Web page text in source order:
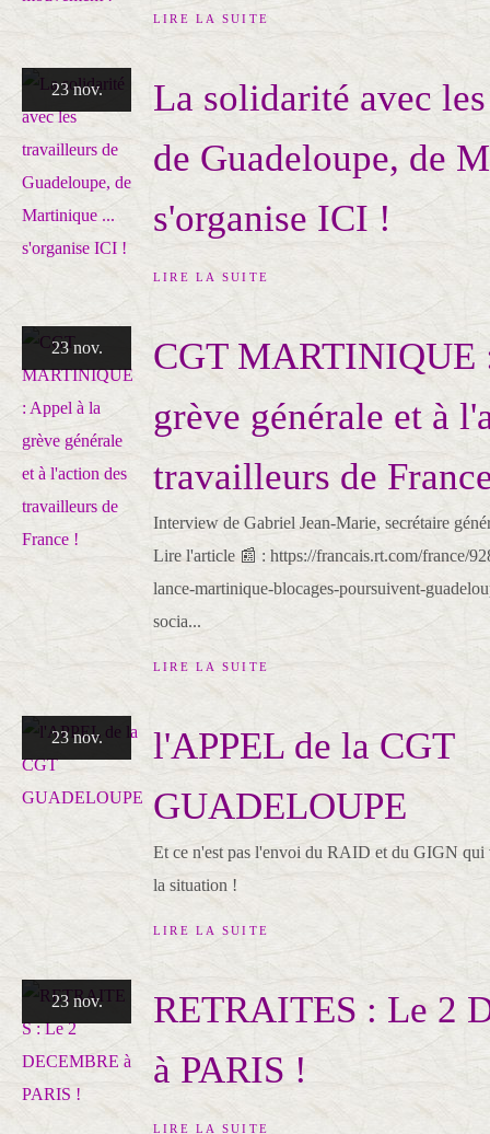
LIRE LA SUITE
23 nov.
La solidarité avec
de Guadeloupe, de
s'organise ICI !
LIRE LA SUITE
23 nov.
CGT MARTINIQUE
grève générale et à
travailleurs de
Interview de Gabriel Jean-Marie, secrétaire
Lire l'article 📰 : https://francais.rt.com/france/
lance-martinique-blocages-poursuivent-
socia...
LIRE LA SUITE
23 nov.
l'APPEL de la CGT
GUADELOUPE
Et ce n'est pas l'envoi du RAID et du GIGN qui
la situation !
LIRE LA SUITE
23 nov.
RETRAITES : Le 2
à PARIS !
LIRE LA SUITE